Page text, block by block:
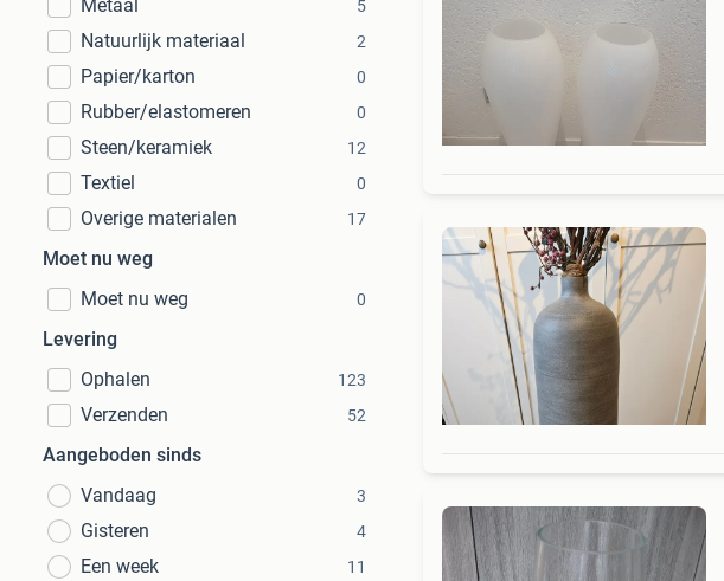
Metaal 5
Natuurlijk materiaal 2
Papier/karton 0
Rubber/elastomeren 0
Steen/keramiek 12
Textiel 0
Overige materialen 17
Moet nu weg
Moet nu weg
0
Levering
Ophalen
123
Verzenden 52
Aangeboden sinds
Vandaag
3
Gisteren 4
Een week 11